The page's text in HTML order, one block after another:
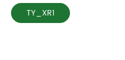
TY_XR1